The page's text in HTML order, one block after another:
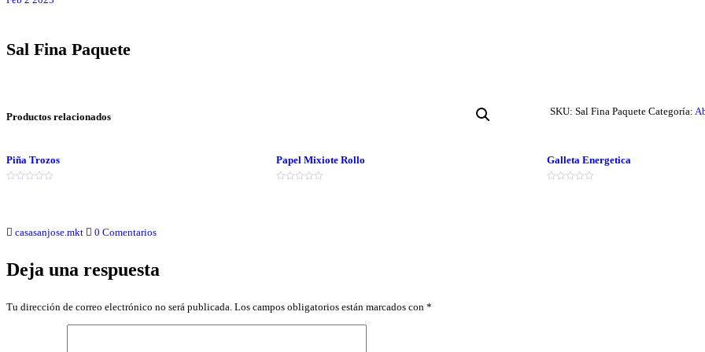
Sal Fina Paquete
SKU: Sal Fina Paquete Categoría:
Productos relacionados
Piña Trozos Papel Mixiote Rollo Galleta Energetica
casasanjose.mkt 0 Comentarios
Deja una respuesta
Tu dirección de correo electrónico no será publicada. Los campos obligatorios están marcados con *